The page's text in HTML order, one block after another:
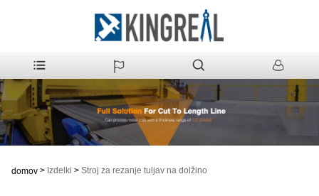
domov > Izdelki > Stroj za rezanje tuljav na dolžino